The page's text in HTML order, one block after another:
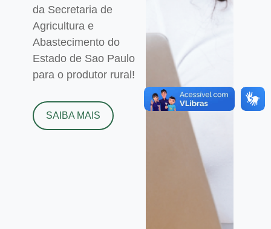
da Secretaria de
Agricultura e
Abastecimento do
Estado de Sao Paulo
para o produtor rural!
SAIBA MAIS